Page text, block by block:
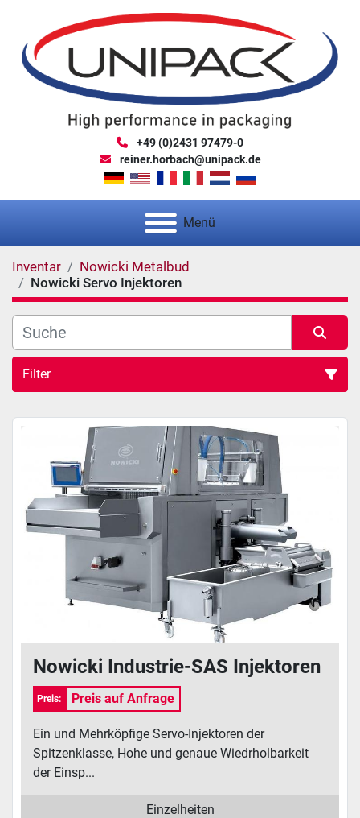
+49 (0)2431 97479-0
reiner.horbach@unipack.de
Menü
Inventar
Nowicki Metalbud
Nowicki Servo Injektoren
Filter
Nowicki Servo Injektoren (1)
Sortieren nach
Nowicki Industrie-SAS Injektoren
Preis: Preis auf Anfrage
Ein und Mehrköpfige Servo-Injektoren der
Spitzenklasse, Hohe und genaue Wiedrholbarkeit
der Einsp...
Einzelheiten